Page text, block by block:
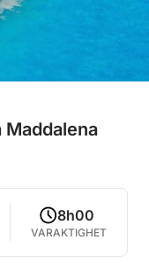
Maddalena
8h00
VARAKTIGHET